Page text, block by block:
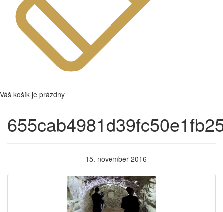
Váš košík je prázdny
— 15. november 2016